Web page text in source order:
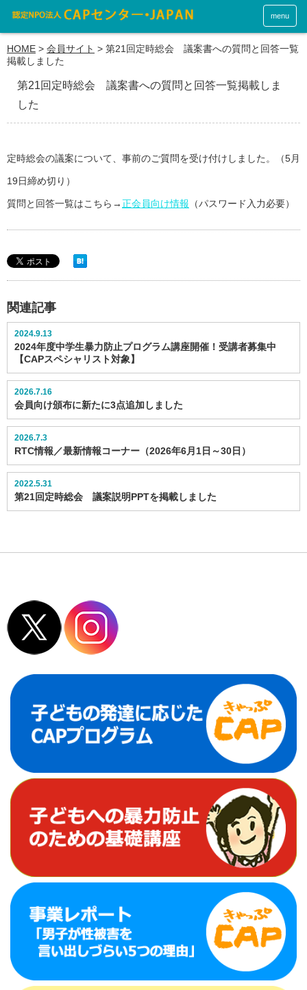
menu
HOME > 会員サイト > 第21回定時総会 議案書への質問と回答一覧
掲載しました
第21回定時総会 議案書への質問と回答一覧掲載しま
した
定時総会の議案について、事前のご質問を受け付けしました。（5月
19日締め切り）
質問と回答一覧はこちら→正会員向け情報 （パスワード入力必要）
関連記事
2024.9.13
2024年度中学生暴力防止プログラム講座開催！受講者募集中
【CAPスペシャリスト対象】
2026.7.16
会員向け頒布に新たに3点追加しました
2026.7.3
RTC情報／最新情報コーナー（2026年6月1日～30日）
2022.5.31
第21回定時総会 議案説明PPTを掲載しました